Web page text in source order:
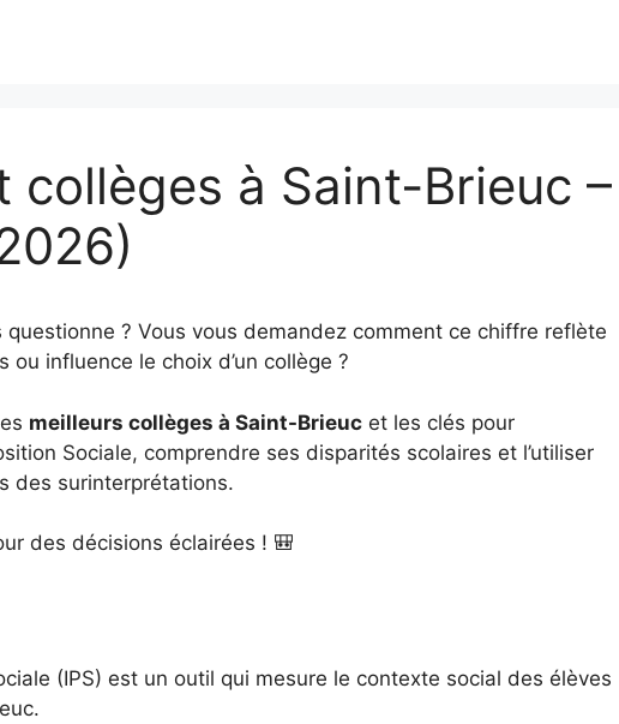
collèges à Saint-Brieuc –
questionne ? Vous vous demandez comment ce chiffre reflète
influence le choix d’un collège ?
meilleurs collèges à Saint-Brieuc et les clés pour
Sociale, comprendre ses disparités scolaires et l’utiliser
des surinterprétations.
des décisions éclairées ! 🎒
(IPS) est un outil qui mesure le contexte social des élèves